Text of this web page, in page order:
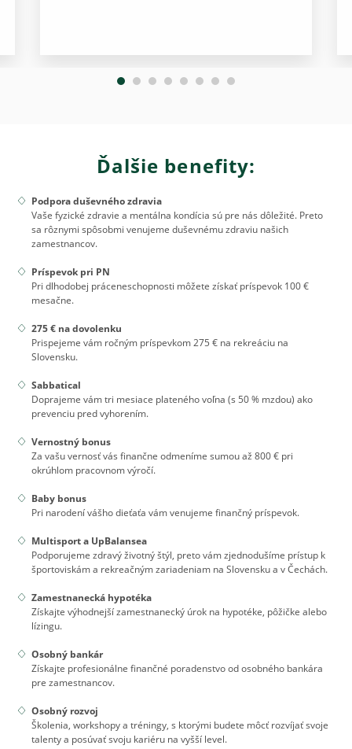
Ďalšie benefity:
Podpora duševného zdravia
Vaše fyzické zdravie a mentálna kondícia sú pre nás dôležité. Preto
sa rôznymi spôsobmi venujeme duševnému zdraviu našich
zamestnancov.
Príspevok pri PN
Pri dlhodobej práceneschopnosti môžete získať príspevok 100 €
mesačne.
275 € na dovolenku
Prispejeme vám ročným príspevkom 275 € na rekreáciu na
Slovensku.
Sabbatical
Doprajeme vám tri mesiace plateného voľna (s 50 % mzdou) ako
prevenciu pred vyhorením.
Vernostný bonus
Za vašu vernosť vás finančne odmeníme sumou až 800 € pri
okrúhlom pracovnom výročí.
Baby bonus
Pri narodení vášho dieťaťa vám venujeme finančný príspevok.
Multisport a UpBalansea
Podporujeme zdravý životný štýl, preto vám zjednodušíme prístup k
športoviskám a rekreačným zariadeniam na Slovensku a v Čechách.
Zamestnanecká hypotéka
Získajte výhodnejší zamestnanecký úrok na hypotéke, pôžičke alebo
lízingu.
Osobný bankár
Získajte profesionálne finančné poradenstvo od osobného bankára
pre zamestnancov.
Osobný rozvoj
Školenia, workshopy a tréningy, s ktorými budete môcť rozvíjať svoje
talenty a posúvať svoju kariéru na vyšší level.